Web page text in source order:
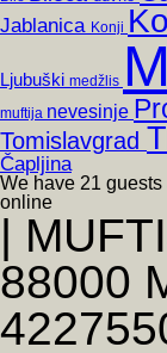
Jablanica Konji
Ljubuški medžlis
muftija nevesinje
Tomislavgrad
Čapljina
We have 21
online
|
88000